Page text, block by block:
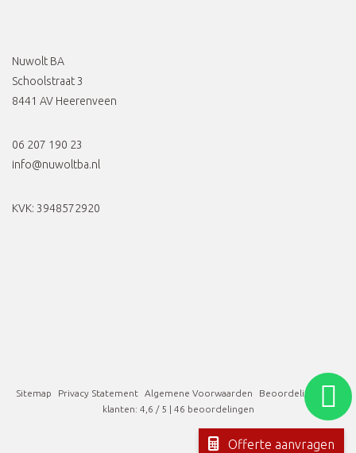
06 207 190 23
Offerte aanvragen
Nuwolt BA
Schoolstraat 3
8441 AV Heerenveen
06 207 190 23
info@nuwoltba.nl
KVK: 3948572920
Sitemap Privacy Statement Algemene Voorwaarden Beoordeling
klanten: 4,6 / 5 | 46 beoordelingen